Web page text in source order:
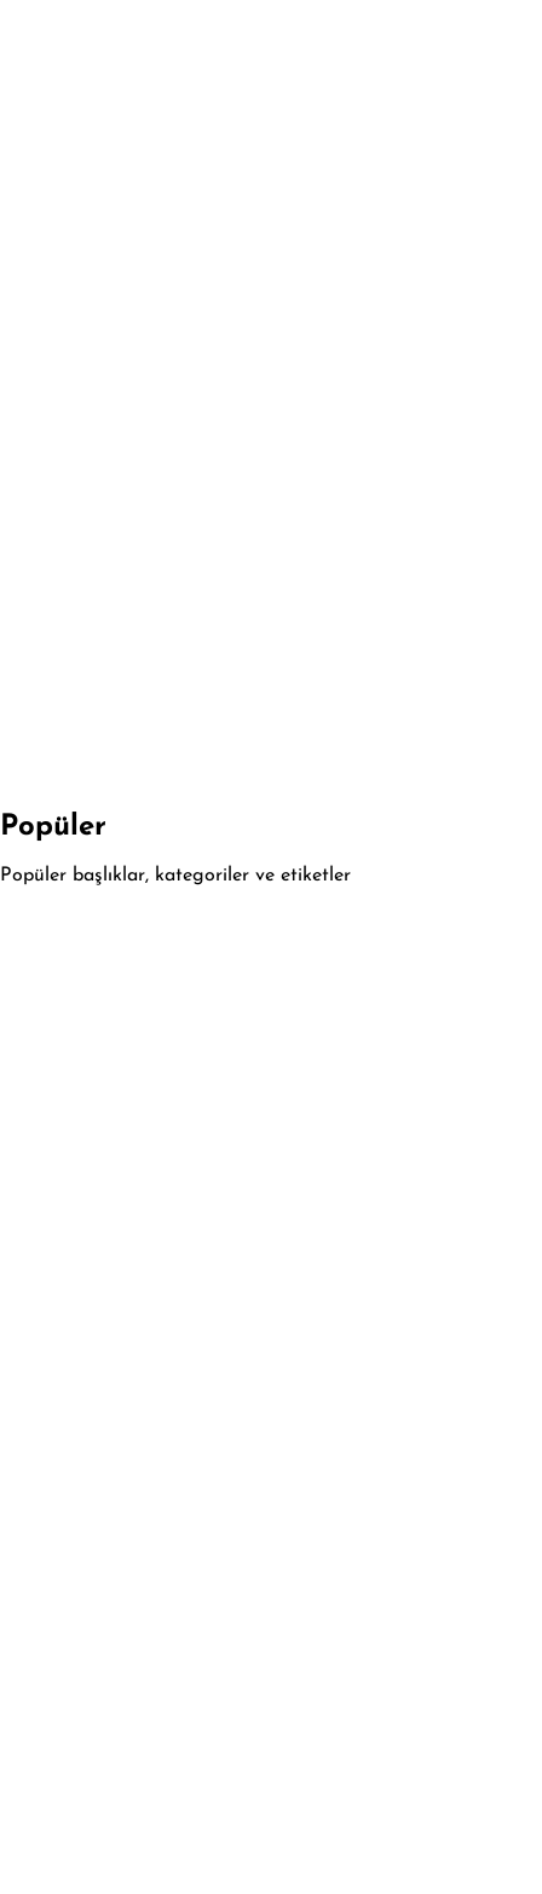
Popüler
Popüler başlıklar, kategoriler ve etiketler